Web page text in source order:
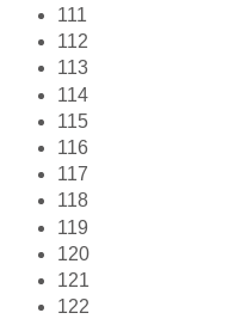
111
112
113
114
115
116
117
118
119
120
121
122